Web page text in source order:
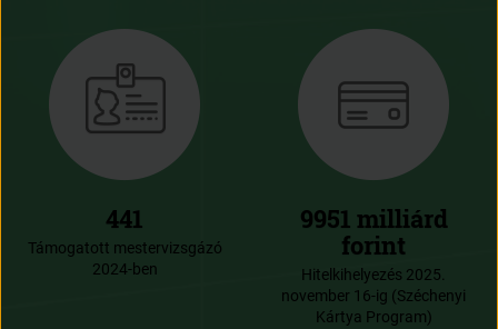
441
Támogatott mestervizsgázó
2024-ben
9951 milliárd
forint
Hitelkihelyezés 2025.
november 16-ig (Széchenyi
Kártya Program)